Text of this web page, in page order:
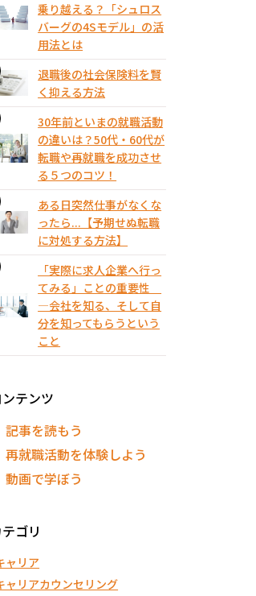
乗り越える？「シュロス
バーグの4Sモデル」の活
用法とは
退職後の社会保険料を賢
く抑える方法
30年前といまの就職活動
の違いは？50代・60代が
転職や再就職を成功させ
る５つのコツ！
ある日突然仕事がなくな
ったら...【予期せぬ転職
に対処する方法】
「実際に求人企業へ行っ
てみる」ことの重要性
―会社を知る、そして自
分を知ってもらうという
こと
ンテンツ
記事を読もう
再就職活動を体験しよう
動画で学ぼう
ゴリ
ャリア
ャリアカウンセリング